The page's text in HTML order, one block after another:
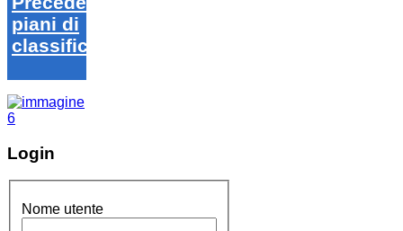
piani di
classifica
Login
Nome utente